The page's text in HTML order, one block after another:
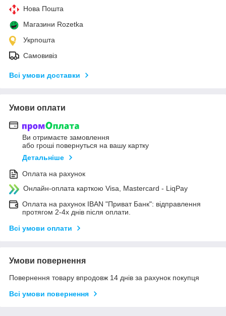
Нова Пошта
Магазини Rozetka
Укрпошта
Самовивіз
Всі умови доставки
Умови оплати
Ви отримаєте замовлення
або гроші повернуться на вашу картку
Детальніше
Оплата на рахунок
Онлайн-оплата карткою Visa, Mastercard - LiqPay
Оплата на рахунок IBAN "Приват Банк": відправлення
протягом 2-4х днів після оплати.
Всі умови оплати
Умови повернення
Повернення товару впродовж 14 днів за рахунок покупця
Всі умови повернення